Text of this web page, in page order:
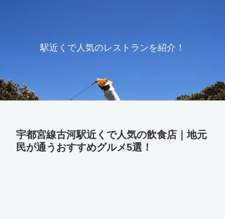
駅近くで人気のレストランを紹介！
宇都宮線古河駅近くで人気の飲食店｜地元
民が通うおすすめグルメ5選！